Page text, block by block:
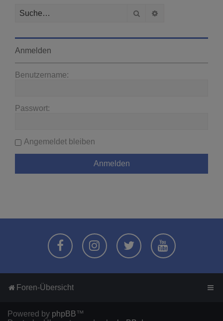
Suche
Anmelden
Benutzername:
Passwort:
Angemeldet bleiben
Foren-Übersicht
Powered by phpBB™